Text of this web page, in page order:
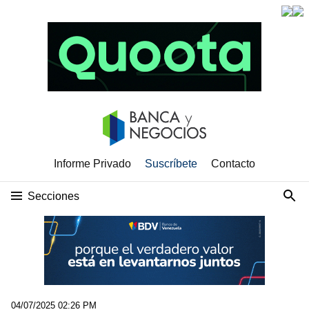
Informe Privado Suscríbete Contacto
Secciones
04/07/2025 02:26 PM